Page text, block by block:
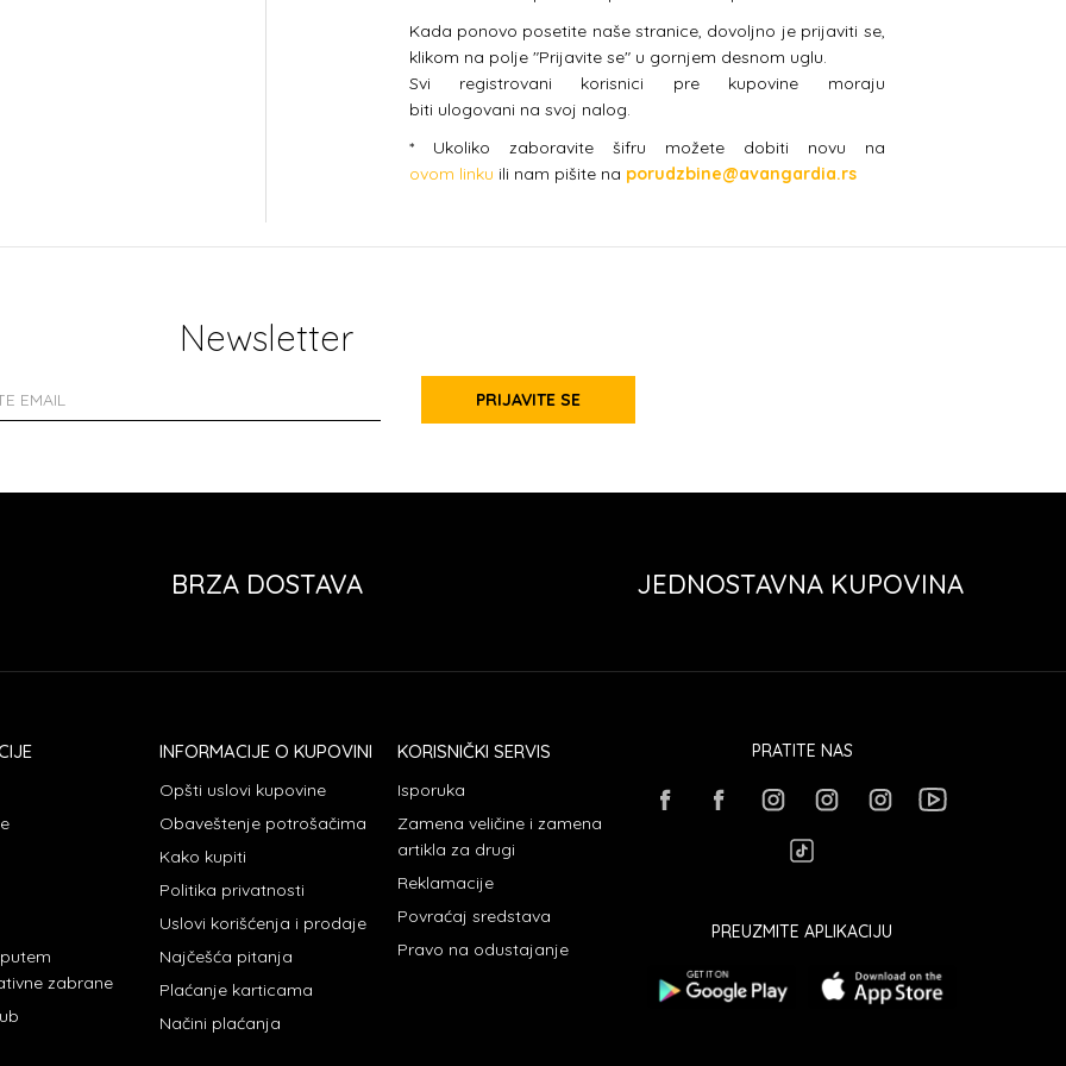
Kada ponovo posetite naše stranice, dovoljno je prijaviti se,
klikom na polje "Prijavite se" u gornjem desnom uglu.
Svi registrovani korisnici pre kupovine moraju
biti ulogovani na svoj nalog.
* Ukoliko zaboravite šifru možete dobiti novu na
ovom linku ili nam pišite na porudzbine@avangardia.rs
Newsletter
PRIJAVITE SE
BRZA DOSTAVA JEDNOSTAVNA KUPOVINA
zabrane
INFORMACIJE O KUPOVINI
Opšti uslovi kupovine
Obaveštenje potrošačima
Kako kupiti
Politika privatnosti
Uslovi korišćenja i prodaje
Najčešća pitanja
Plaćanje karticama
Načini plaćanja
KORISNIČKI SERVIS
Isporuka
Zamena veličine i zamena
artikla za drugi
Reklamacije
Povraćaj sredstava
Pravo na odustajanje
PRATITE NAS
PREUZMITE APLIKACIJU